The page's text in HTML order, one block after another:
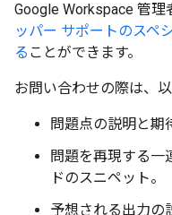
Google Workspace 管理
ッパー サポートのスペ
る ことができます。
お問い合わせの際は、
問題点の説明と期
問題を再現する一
ドのスニペット。
予想される出力の